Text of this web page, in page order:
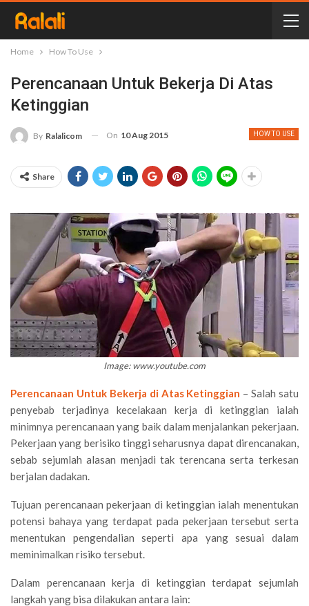
Home How To Use
Perencanaan Untuk Bekerja Di Atas
Ketinggian
HOW TO USE
By Ralalicom On 10 Aug 2015
Share
Image: www.youtube.com
Perencanaan Untuk Bekerja di Atas Ketinggian – Salah satu
penyebab terjadinya kecelakaan kerja di ketinggian ialah
minimnya perencanaan yang baik dalam menjalankan pekerjaan.
Pekerjaan yang berisiko tinggi seharusnya dapat direncanakan,
sebab sejumlah alasan menjadi tak terencana serta terkesan
berjalan dadakan.
Tujuan perencanaan pekerjaan di ketinggian ialah menentukan
potensi bahaya yang terdapat pada pekerjaan tersebut serta
menentukan pengendalian seperti apa yang sesuai dalam
meminimalkan risiko tersebut.
Dalam perencanaan kerja di ketinggian terdapat sejumlah
langkah yang bisa dilakukan antara lain: